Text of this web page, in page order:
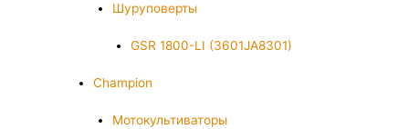
Шуруповерты
GSR 1800-LI (3601JA8301)
Champion
Мотокультиваторы